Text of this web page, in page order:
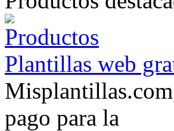
Plantillas web
pago para la